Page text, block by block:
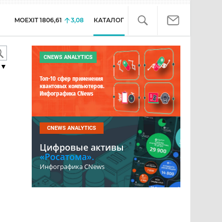
MOEXIT 1806,61 3,08 КАТАЛОГ
CNEWS ANALYTICS
Топ-10 сфер применения
квантовых компьютеров.
Инфографика CNews
CNEWS ANALYTICS
Цифровые активы
«Росатома».
Инфографика CNews